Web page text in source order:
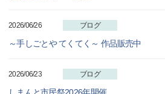
2026/06/26 ブログ
～手しごとや てくてく～ 作品販売中
2026/06/23 ブログ